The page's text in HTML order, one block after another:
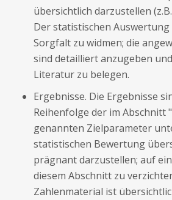
übersichtlich darzustellen
Der statistischen
Sorgfalt zu widmen; die
sind detailliert anzugeben
Literatur zu belegen.
Ergebnisse. Die Ergebnisse
Reihenfolge der im Abschnitt
genannten Zielparameter
statistischen Bewertung
prägnant darzustellen; auf
diesem Abschnitt zu
Zahlenmaterial ist